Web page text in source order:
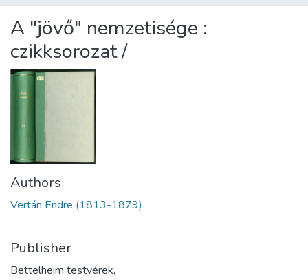
Statistics
About us
A "jövő" nemzetisége :
czikksorozat /
Authors
Vertán Endre (1813-1879)
Publisher
Bettelheim testvérek,